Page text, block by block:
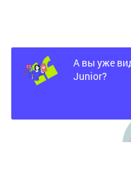
А вы уже
Junior?